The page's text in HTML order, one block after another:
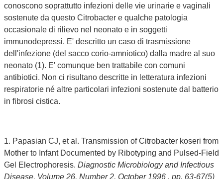
conoscono soprattutto infezioni delle vie urinarie e vaginali
sostenute da questo Citrobacter e qualche patologia
occasionale di rilievo nel neonato e in soggetti
immunodepressi. E' descritto un caso di trasmissione
dell'infezione (del sacco corio-amniotico) dalla madre al suo
neonato (1). E' comunque ben trattabile con comuni
antibiotici. Non ci risultano descritte in letteratura infezioni
respiratorie né altre particolari infezioni sostenute dal batterio
in fibrosi cistica.
1. Papasian CJ, et al. Transmission of Citrobacter koseri from
Mother to Infant Documented by Ribotyping and Pulsed-Field
Gel Electrophoresis. Diagnostic Microbiology and Infectious
Disease, Volume 26, Number 2, October 1996 , pp. 63-67(5)